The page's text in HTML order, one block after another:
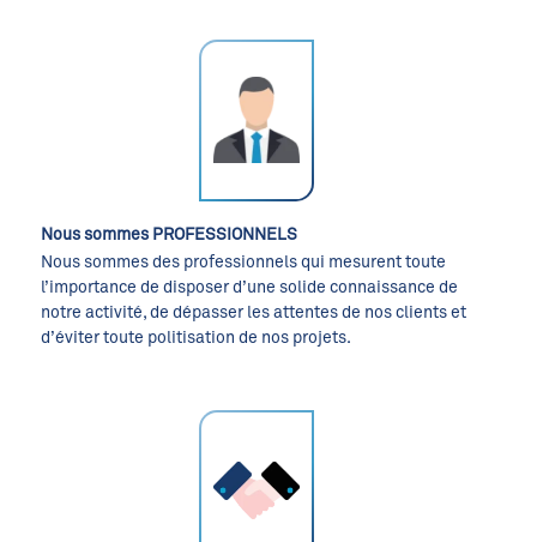
Nous sommes PROFESSIONNELS
Nous sommes des professionnels qui mesurent toute
l’importance de disposer d’une solide connaissance de
notre activité, de dépasser les attentes de nos clients et
d’éviter toute politisation de nos projets.